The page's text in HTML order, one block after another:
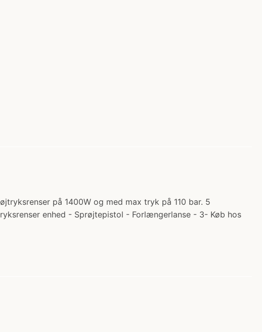
på 1400W og med max tryk på 110 bar. 5
enhed - Sprøjtepistol - Forlængerlanse - 3- Køb hos